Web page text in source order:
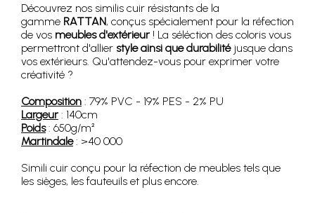
Découvrez nos similis cuir résistants de la
gamme RATTAN, conçus spécialement pour la réfection
de vos meubles d'extérieur ! La séléction des coloris vous
permettront d'allier style ainsi que durabilitéjusque dans
vos extérieurs. Qu'attendez-vous pour exprimer votre
créativité ?
Composition : 79% PVC - 19% PES - 2% PU
Largeur: 140cm
Poids: 650g/m²
Martindale: >40 000
Simili cuir conçu pour la réfection de meubles tels que
les sièges, les fauteuils et plus encore.